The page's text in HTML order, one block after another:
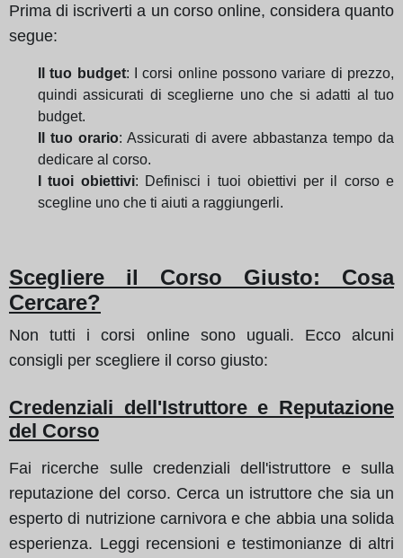
Prima di iscriverti a un corso online, considera quanto
segue:
Il tuo budget: I corsi online possono variare di prezzo,
quindi assicurati di sceglierne uno che si adatti al tuo
budget.
Il tuo orario: Assicurati di avere abbastanza tempo da
dedicare al corso.
I tuoi obiettivi: Definisci i tuoi obiettivi per il corso e
scegline uno che ti aiuti a raggiungerli.
Scegliere il Corso Giusto: Cosa
Cercare?
Non tutti i corsi online sono uguali. Ecco alcuni
consigli per scegliere il corso giusto:
Credenziali dell'Istruttore e Reputazione
del Corso
Fai ricerche sulle credenziali dell'istruttore e sulla
reputazione del corso. Cerca un istruttore che sia un
esperto di nutrizione carnivora e che abbia una solida
esperienza. Leggi recensioni e testimonianze di altri